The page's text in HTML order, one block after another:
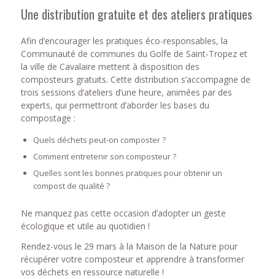
Une distribution gratuite et des ateliers pratiques
Afin d’encourager les pratiques éco-responsables, la
Communauté de communes du Golfe de Saint-Tropez et
la ville de Cavalaire mettent à disposition des
composteurs gratuits. Cette distribution s’accompagne de
trois sessions d’ateliers d’une heure, animées par des
experts, qui permettront d’aborder les bases du
compostage :
Quels déchets peut-on composter ?
Comment entretenir son composteur ?
Quelles sont les bonnes pratiques pour obtenir un
compost de qualité ?
Ne manquez pas cette occasion d’adopter un geste
écologique et utile au quotidien !
Rendez-vous le 29 mars à la Maison de la Nature pour
récupérer votre composteur et apprendre à transformer
vos déchets en ressource naturelle !